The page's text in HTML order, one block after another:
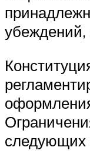
убеждений,
следующих